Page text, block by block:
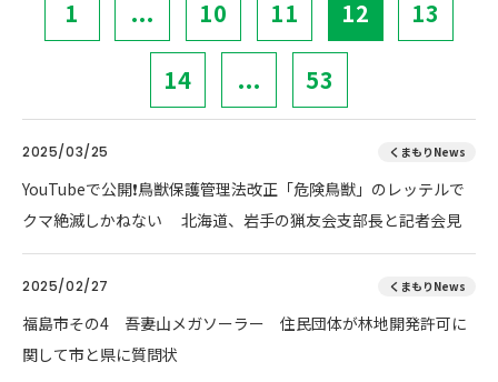
1 ... 10 11 12 13
14 ... 53
2025/03/25 くまもりNews
YouTubeで公開❗鳥獣保護管理法改正「危険鳥獣」のレッテルで
クマ絶滅しかねない 北海道、岩手の猟友会支部長と記者会見
2025/02/27 くまもりNews
福島市その4 吾妻山メガソーラー 住民団体が林地開発許可に
関して市と県に質問状